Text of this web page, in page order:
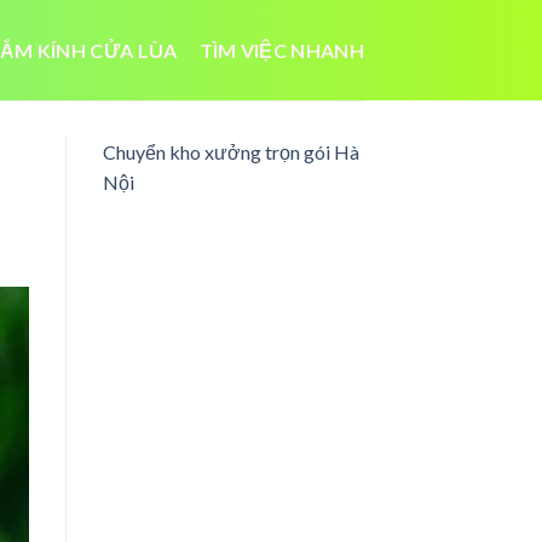
KÍNH CỬA LÙA TÌM VIỆC NHANH
Chuyển kho xưởng trọn gói Hà
Nội